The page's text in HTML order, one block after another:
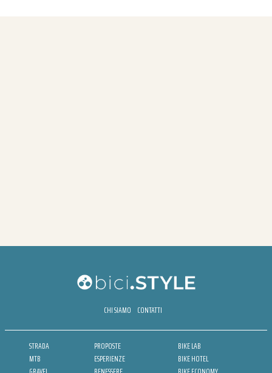
CHI SIAMO CONTATTI
STRADA
MTB
PROPOSTE
ESPERIENZE
BIKE LAB
BIKE HOTEL